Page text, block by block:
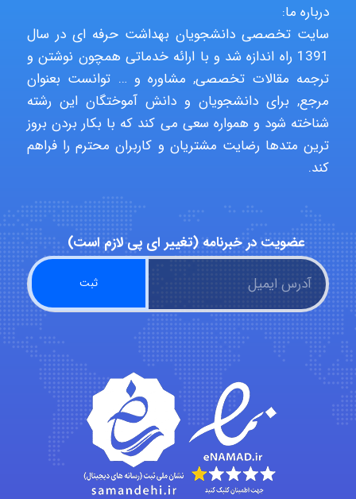
monakh
Rtk2099
Arshiaaihsra
ABOALFZAL ZAREI
nima5534
arman.m
Hasan haghparast
درباره ما:
سایت تخصصی دانشجویان بهداشت حرفه ای در سال
1391 راه اندازه شد و با ارائه خدماتی همچون نوشتن و
ترجمه مقالات تخصصی, مشاوره و … توانست بعنوان
مرجع, برای دانشجویان و دانش آموختگان این رشته
شناخته شود و همواره سعی می کند که با بکار بردن بروز
ترین متدها رضایت مشتریان و کاربران محترم را فراهم
کند.
عضویت در خبرنامه (تغییر ای پی لازم است)